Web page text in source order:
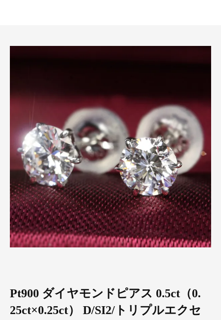
Pt900 ダイヤモンドピアス 0.5ct（0.
25ct×0.25ct） D/SI2/トリプルエクセ